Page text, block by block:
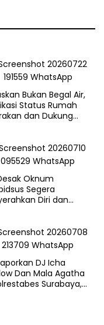
Bukan Begal Air,
Status Rumah
dan Dukung
Oknum
Segera
Diri dan
DJ Icha
Dan Mala Agatha
Surabaya,